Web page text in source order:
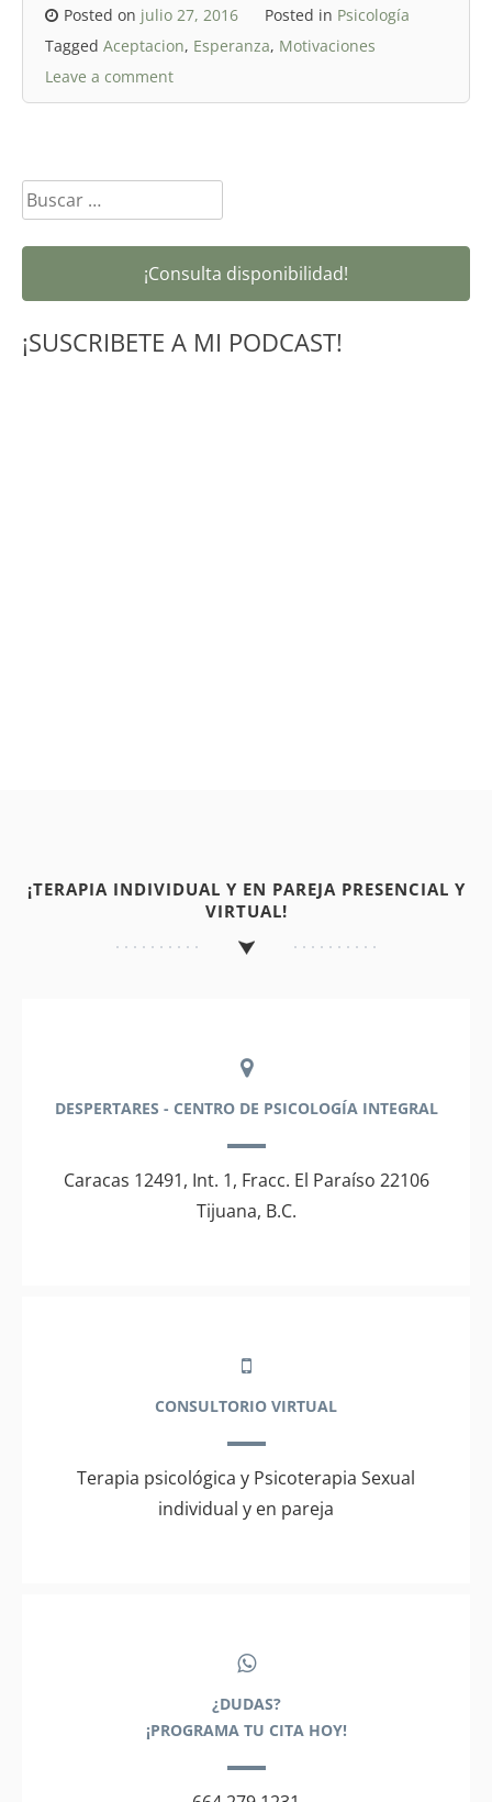
Posted on julio 27, 2016 Posted in Psicología
Tagged Aceptacion, Esperanza, Motivaciones
Leave a comment
Buscar:
¡Consulta disponibilidad!
¡SUSCRIBETE A MI PODCAST!
¡TERAPIA INDIVIDUAL Y EN PAREJA PRESENCIAL Y
VIRTUAL!
DESPERTARES - CENTRO DE PSICOLOGÍA INTEGRAL
Caracas 12491, Int. 1, Fracc. El Paraíso 22106
Tijuana, B.C.
CONSULTORIO VIRTUAL
Terapia psicológica y Psicoterapia Sexual
individual y en pareja
¿DUDAS?
¡PROGRAMA TU CITA HOY!